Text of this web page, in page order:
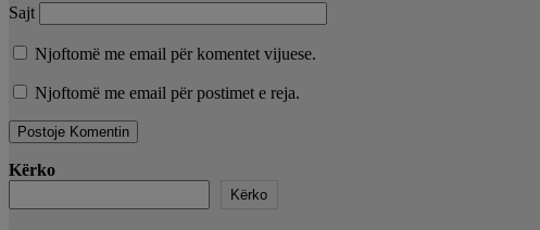
Sajt
Njoftomë me email për komentet vijuese.
Njoftomë me email për postimet e reja.
Kërko
Kërko